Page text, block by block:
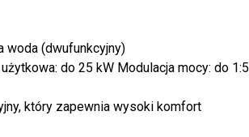
woda (dwufunkcyjny)
do 25 kW Modulacja mocy: do 1:5
który zapewnia wysoki komfort